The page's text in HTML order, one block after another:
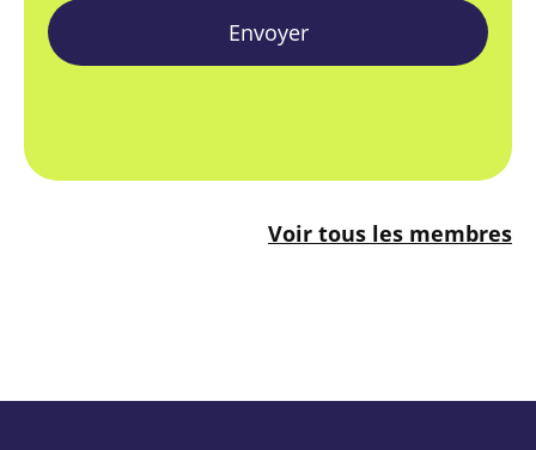
Envoyer
Voir tous les membres